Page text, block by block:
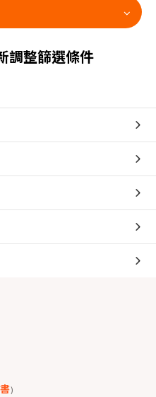
調整篩選條件
)